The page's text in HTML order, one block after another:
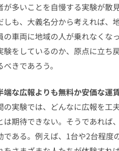
多いことを自慢する実験が散
しも、大義名分から考えれば、
の車両に地域の人が乗れなくな
験をしているのか、原点に立ち
きであろう。
な広報よりも無料か安価な運
実験では、どんなに広報を工
は期待できない。そうであれば
である。例えば、1台や2台程